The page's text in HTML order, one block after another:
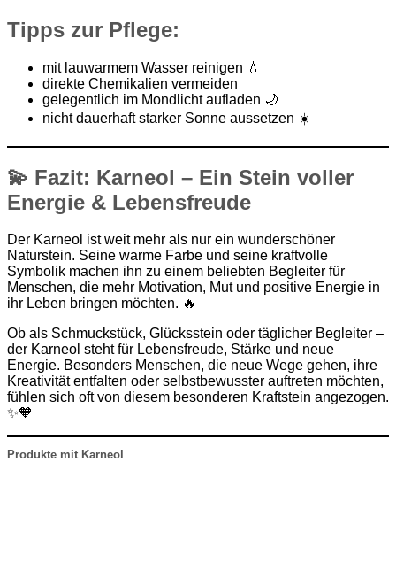
Tipps zur Pflege:
mit lauwarmem Wasser reinigen 💧
direkte Chemikalien vermeiden
gelegentlich im Mondlicht aufladen 🌙
nicht dauerhaft starker Sonne aussetzen ☀️
💫 Fazit: Karneol – Ein Stein voller
Energie & Lebensfreude
Der Karneol ist weit mehr als nur ein wunderschöner
Naturstein. Seine warme Farbe und seine kraftvolle
Symbolik machen ihn zu einem beliebten Begleiter für
Menschen, die mehr Motivation, Mut und positive Energie in
ihr Leben bringen möchten. 🔥
Ob als Schmuckstück, Glücksstein oder täglicher Begleiter –
der Karneol steht für Lebensfreude, Stärke und neue
Energie. Besonders Menschen, die neue Wege gehen, ihre
Kreativität entfalten oder selbstbewusster auftreten möchten,
fühlen sich oft von diesem besonderen Kraftstein angezogen.
✨🧡
Produkte mit Karneol